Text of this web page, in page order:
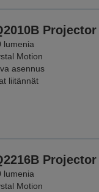
Projector
lumenia
Motion
asennus
liitännät
Projector
lumenia
Motion